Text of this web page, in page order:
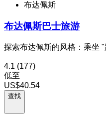
布达佩斯
布达佩斯巴士旅游
探索布达佩斯的风格：乘坐 "
4.1 (177)
低至
US$40.54
查找